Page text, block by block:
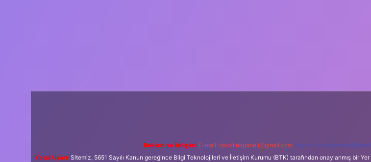
Reklam ve İletişim: E-mail: backlinkpaneli@gmail.com Teams:
Yasal Uyarı: Sitemiz, 5651 Sayılı Kanun gereğince Bilgi Teknolojileri ve İletişim Kurumu (BTK) tarafından onaylanmış bir